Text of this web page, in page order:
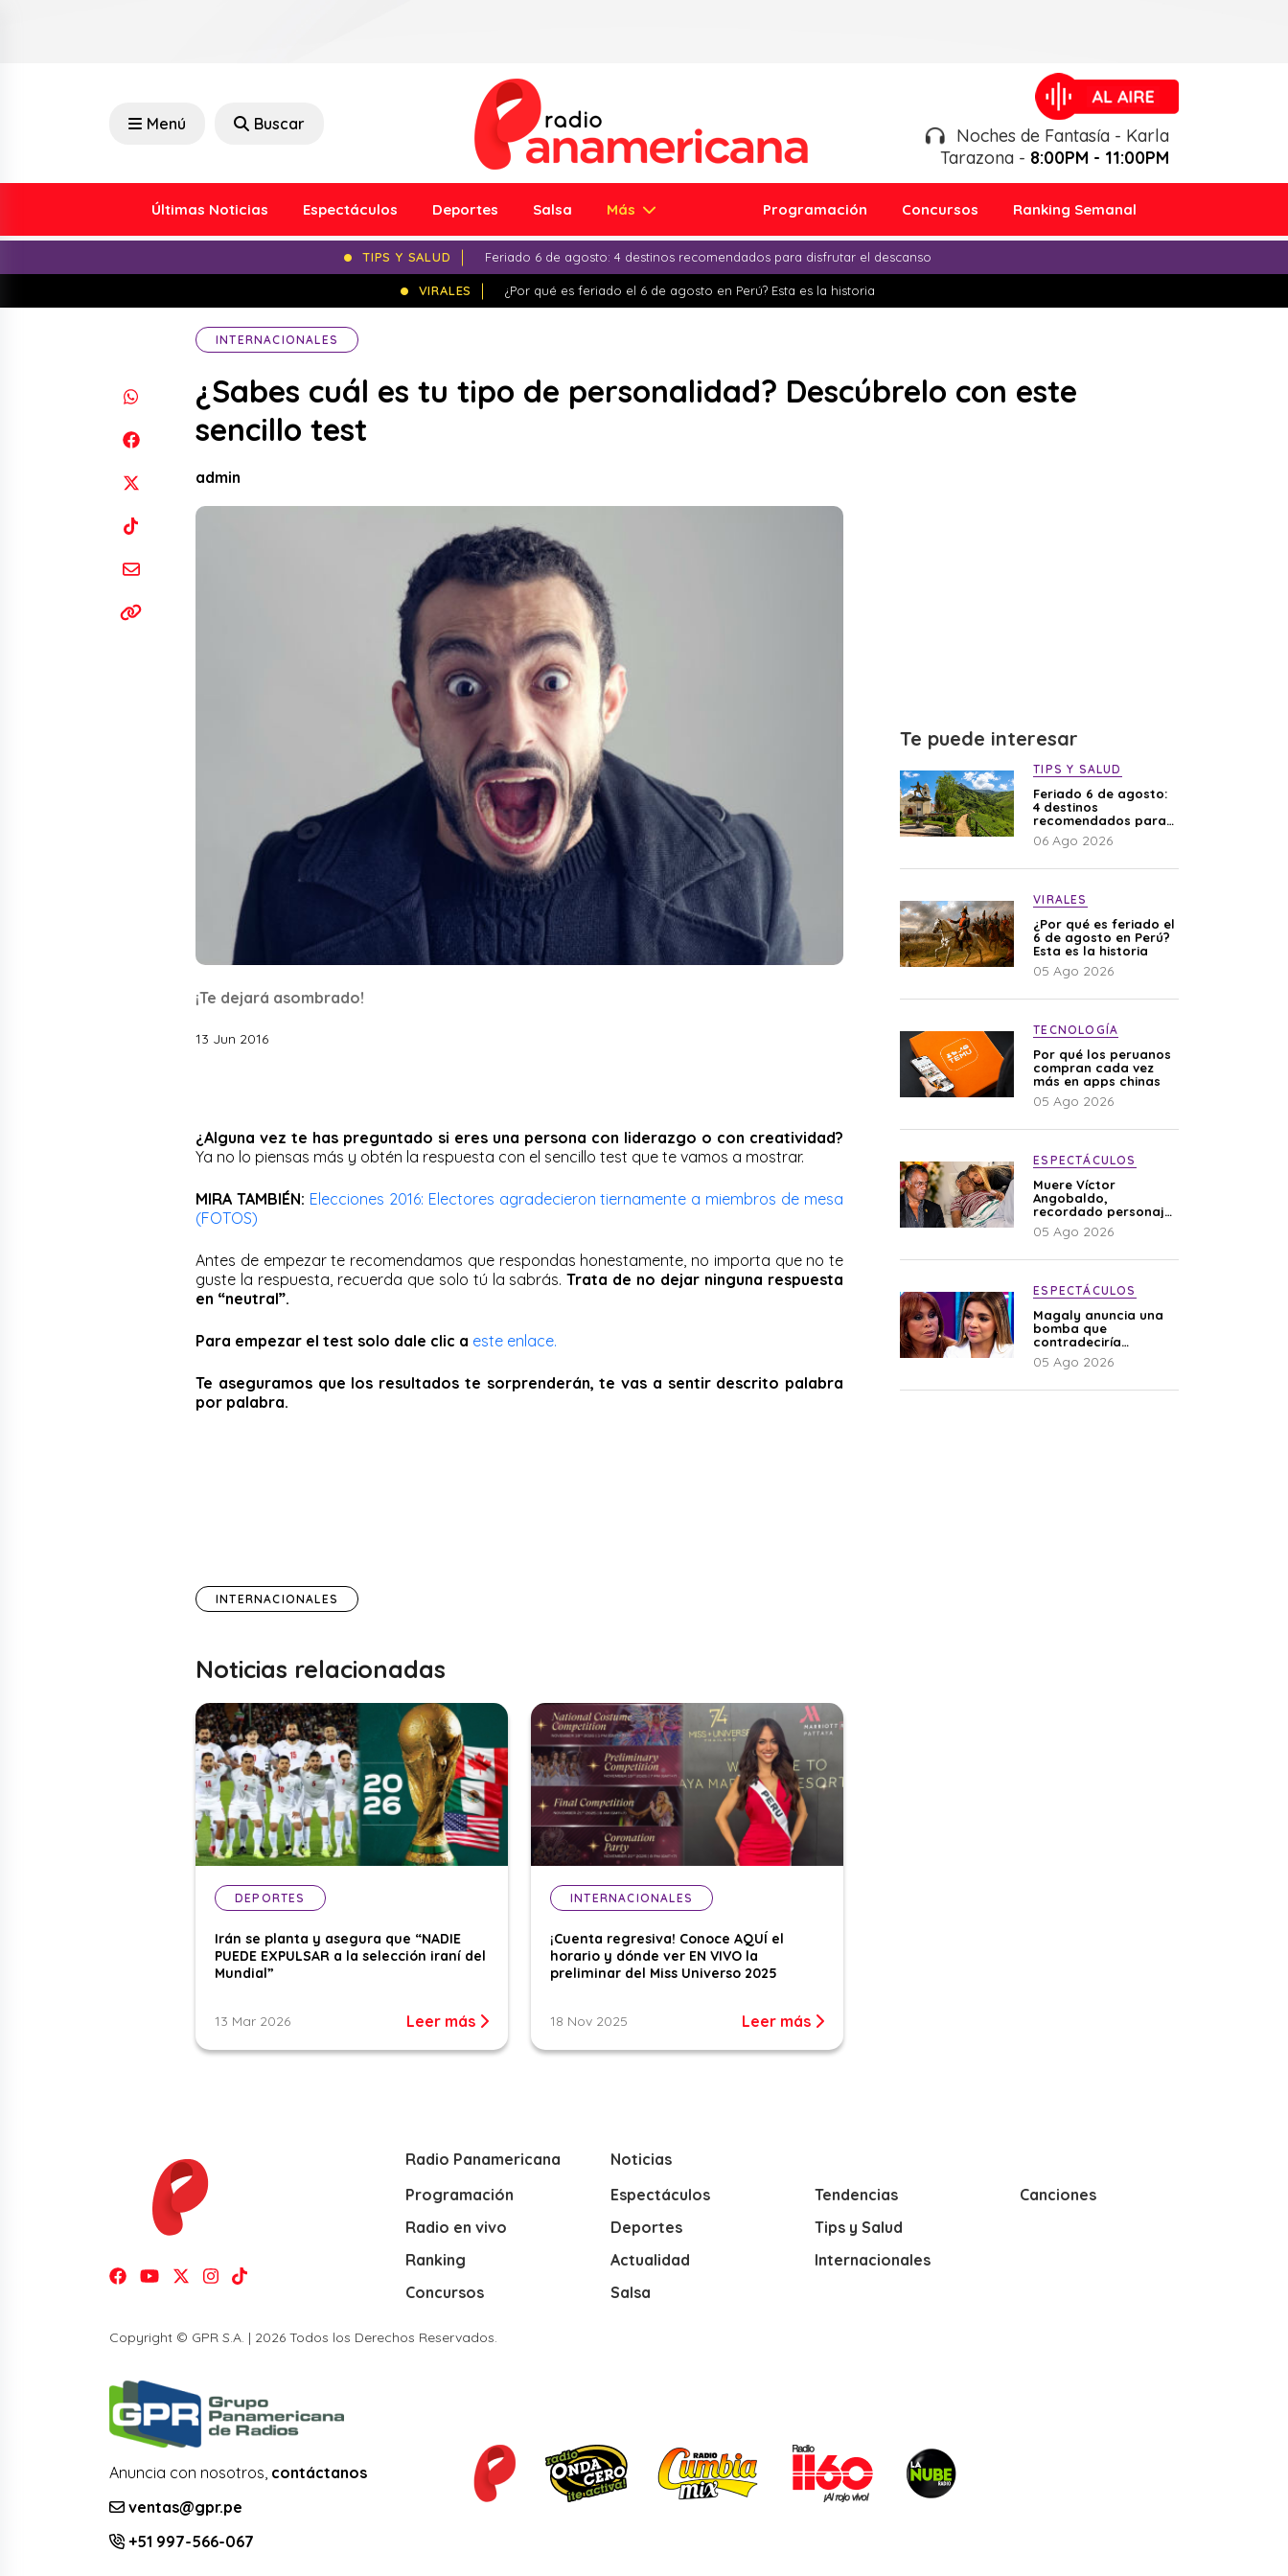
Menú Buscar
Noches de Fantasía - Karla
Tarazona - 8:00PM - 11:00PM
Últimas Noticias Espectáculos Deportes Salsa Más Programación Concursos Ranking Semanal
TIPS Y SALUD Feriado 6 de agosto: 4 destinos recomendados para disfrutar el descanso
VIRALES ¿Por qué es feriado el 6 de agosto en Perú? Esta es la historia
INTERNACIONALES
¿Sabes cuál es tu tipo de personalidad? Descúbrelo con este
sencillo test
admin
¡Te dejará asombrado!
13 Jun 2016
¿Alguna vez te has preguntado si eres una persona con liderazgo o con creatividad?
Ya no lo piensas más y obtén la respuesta con el sencillo test que te vamos a mostrar.
MIRA TAMBIÉN: Elecciones 2016: Electores agradecieron tiernamente a miembros de mesa
(FOTOS)
Antes de empezar te recomendamos que respondas honestamente, no importa que no te
guste la respuesta, recuerda que solo tú la sabrás.Trata de no dejar ninguna respuesta
en “neutral”.
Para empezar el test solo dale clic a este enlace.
Te aseguramos que los resultados te sorprenderán, te vas a sentir descrito palabra
por palabra.
INTERNACIONALES
Noticias relacionadas
DEPORTES
Irán se planta y asegura que “NADIE
PUEDE EXPULSAR a la selección iraní del
Mundial”
13 Mar 2026 Leer más
INTERNACIONALES
¡Cuenta regresiva! Conoce AQUÍ el
horario y dónde ver EN VIVO la
preliminar del Miss Universo 2025
18 Nov 2025 Leer más
Te puede interesar
TIPS Y SALUD
Feriado 6 de agosto:
4 destinos
recomendados para
disfrutar el descanso
06 Ago 2026
VIRALES
¿Por qué es feriado el
6 de agosto en Perú?
Esta es la historia
05 Ago 2026
TECNOLOGÍA
Por qué los peruanos
compran cada vez
más en apps chinas
05 Ago 2026
ESPECTÁCULOS
Muere Víctor
Angobaldo,
recordado personaje
de la farándula y
expareja de Shirley
05 Ago 2026
ESPECTÁCULOS
Magaly anuncia una
bomba que
contradeciría
comunicado de La
Bella Luz: “Hay un
05 Ago 2026
Radio Panamericana
Programación
Radio en vivo
Ranking
Concursos
Noticias
Espectáculos
Deportes
Actualidad
Salsa
Tendencias
Tips y Salud
Internacionales
Canciones
Copyright © GPR S.A. | 2026 Todos los Derechos Reservados.
Anuncia con nosotros, contáctanos
ventas@gpr.pe
+51 997-566-067